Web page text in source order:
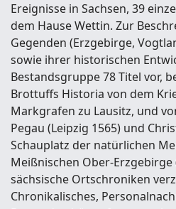
Ereignisse in Sachsen, 39
dem Hause Wettin. Zur
Gegenden (Erzgebirge,
sowie ihrer historischen
Bestandsgruppe 78 Titel vor,
Brottuffs Historia von dem
Markgrafen zu Lausitz, und
Pegau (Leipzig 1565) und
Schauplatz der natürlichen
Meißnischen Ober-Erzgebirge
sächsische Ortschroniken
Chronikalisches,